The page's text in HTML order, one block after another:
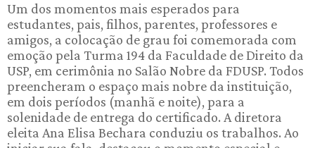
Um dos momentos mais esperados para
estudantes, pais, filhos, parentes, professores e
amigos, a colocação de grau foi comemorada com
emoção pela Turma 194 da Faculdade de Direito da
USP, em cerimônia no Salão Nobre da FDUSP. Todos
preencheram o espaço mais nobre da instituição,
em dois períodos (manhã e noite), para a
solenidade de entrega do certificado. A diretora
eleita Ana Elisa Bechara conduziu os trabalhos. Ao